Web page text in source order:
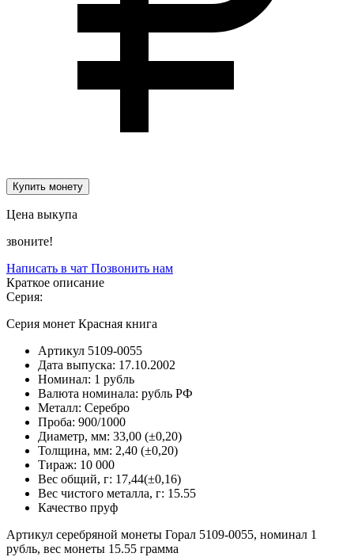
Купить монету
Цена выкупа
звоните!
Написать в чат Позвонить нам
Краткое описание
Серия:
Серия монет Красная книга
Артикул 5109-0055
Дата выпуска: 17.10.2002
Номинал: 1 рубль
Валюта номинала: рубль РФ
Металл: Серебро
Проба: 900/1000
Диаметр, мм: 33,00 (±0,20)
Толщина, мм: 2,40 (±0,20)
Тираж: 10 000
Вес общий, г: 17,44(±0,16)
Вес чистого металла, г: 15.55
Качество пруф
Артикул серебряной монеты Горал 5109-0055, номинал 1
рубль, вес монеты 15.55 грамма